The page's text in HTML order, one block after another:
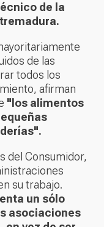
de la
de las
todos los
afirman
"los alimentos
del Consumidor,
su trabajo.
un sólo
asociaciones